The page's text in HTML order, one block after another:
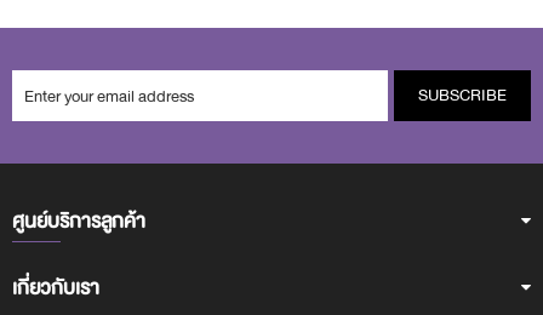
SUBSCRIBE
ศูนย์บริการลูกค้า
เกี่ยวกับเรา